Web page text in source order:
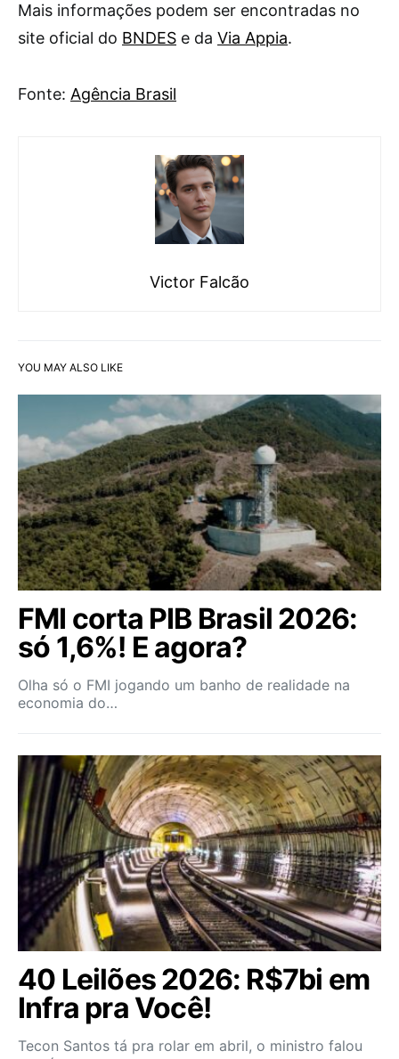
Mais informações podem ser encontradas no
site oficial do BNDES e da Via Appia.
Fonte: Agência Brasil
Victor Falcão
YOU MAY ALSO LIKE
FMI corta PIB Brasil 2026:
só 1,6%! E agora?
Olha só o FMI jogando um banho de realidade na
economia do…
40 Leilões 2026: R$7bi em
Infra pra Você!
Tecon Santos tá pra rolar em abril, o ministro falou